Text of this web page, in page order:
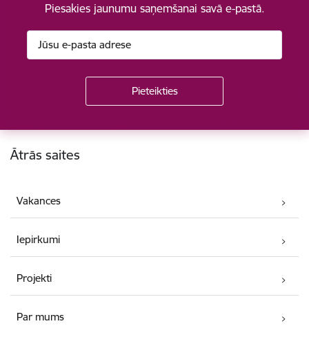
Piesakies jaunumu saņemšanai savā e-pastā.
Kājene
Ātrās saites
Vakances
Iepirkumi
Projekti
Par mums